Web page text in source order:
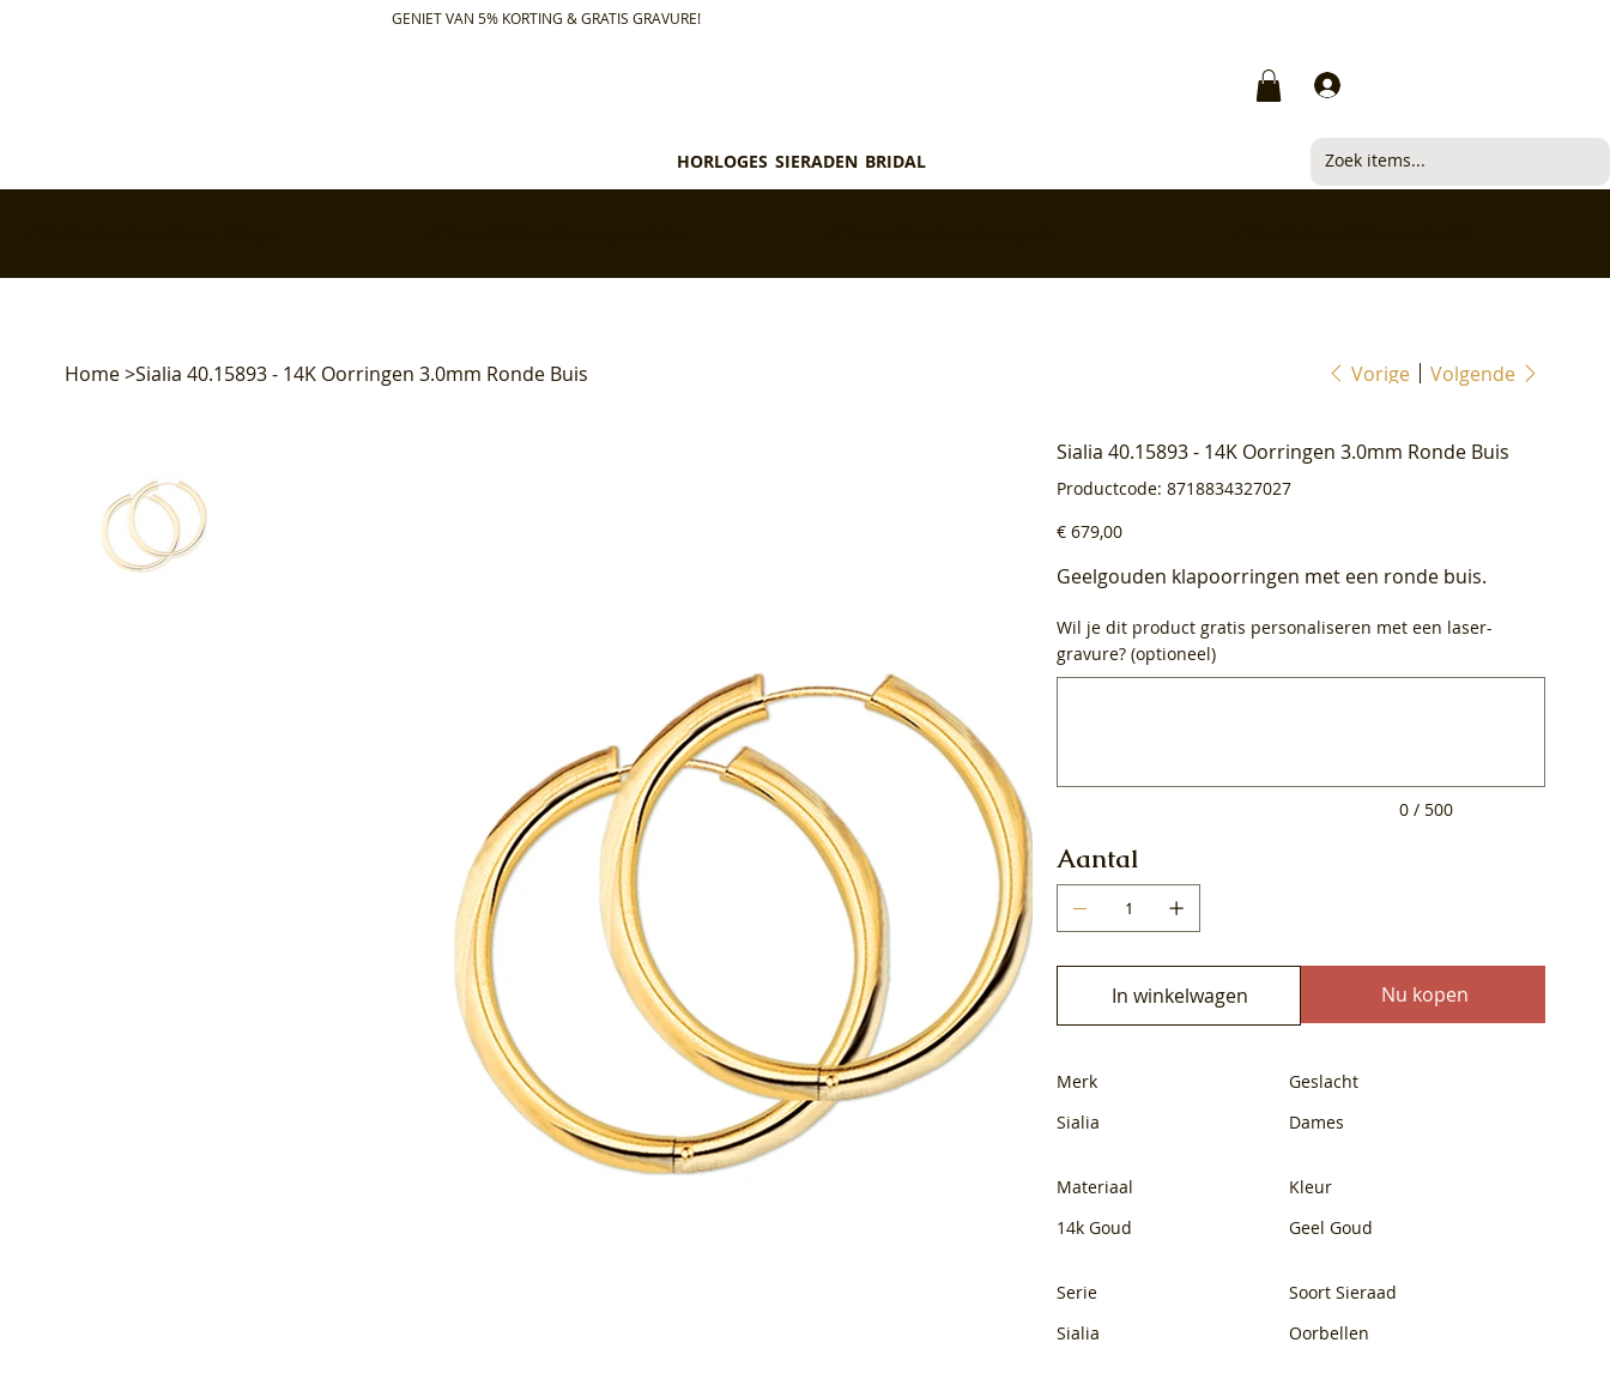
GENIET VAN 5% KORTING & GRATIS GRAVURE!
HORLOGES SIERADEN BRIDAL
Home>Sialia 40.15893 - 14K Oorringen 3.0mm Ronde Buis Vorige Volgende
Sialia 40.15893 - 14K Oorringen 3.0mm Ronde Buis
Productcode: Productcode
8718834327027
8718834327027
Prijs
€ 679,00
Geelgouden klapoorringen met een ronde buis.
Wil je dit product gratis personaliseren met een laser-
gravure? (optioneel)
0 / 500
Aantal
In winkelwagen Nu kopen
Merk
Sialia
Geslacht
Dames
Materiaal
14k Goud
Kleur
Geel Goud
Serie
Sialia
Soort Sieraad
Oorbellen